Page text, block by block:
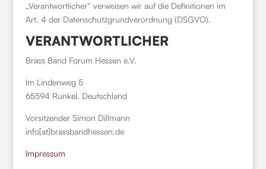
„Verantwortlicher“ verweisen wir auf die Definitionen im
Art. 4 der Datenschutzgrundverordnung (DSGVO).
VERANTWORTLICHER
Brass Band Forum Hessen e.V.
Im Lindenweg 5
65594 Runkel, Deutschland
Vorsitzender Simon Dillmann
info[at]brassbandhessen.de
Impressum